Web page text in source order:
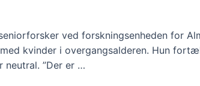
ved forskningsenheden for
kvinder i overgangsalderen. Hun
neutral. ”Der er …